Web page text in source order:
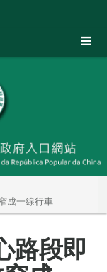
成一線行車
路段即